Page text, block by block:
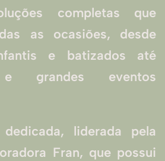
completas que
as ocasiões, desde
e batizados até
e grandes eventos
liderada pela
Fran, que possui